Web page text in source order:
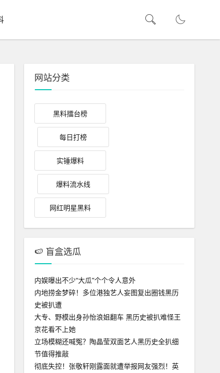
网站分类
黑料擂台榜
每日打榜
实锤爆料
爆料流水线
网红明星黑料
🍉 盲盒选瓜
内娱曝出不少“大瓜”个个令人意外
内地捞金梦碎！多位港独艺人妄图复出圈钱黑历
史被扒遭
大专、野模出身孙怡浪姐翻车 黑历史被扒难怪王
京花看不上她
立场模糊还喊冤？陶晶莹双面艺人黑历史全扒细
节值得推敲
彻底失控！张敬轩刚露面就遭举报网友强烈！英